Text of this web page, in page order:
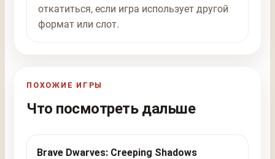
откатиться, если игра использует другой
формат или слот.
ПОХОЖИЕ ИГРЫ
Что посмотреть дальше
Brave Dwarves: Creeping Shadows